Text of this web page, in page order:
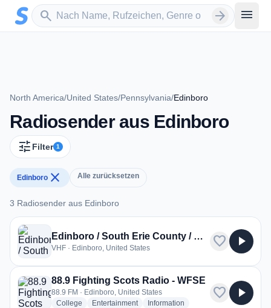
Zum Hauptinhalt springen
search
Sender suchen arrow_forward menu
North America/United States/Pennsylvania/Edinboro
Radiosender aus Edinboro
tune Filter 1
Edinboro close Alle zurücksetzen
3 Radiosender aus Edinboro
3 Radiosender aus Edinboro
Edinboro / South Erie County / North Crawford County, PA Fire
VHF · Edinboro, United States favorite play_arrow
88.9 Fighting Scots Radio - WFSE
88.9 FM · Edinboro, United States
College radio stations
Entertainmentradio stations
Information
favorite play_arrow